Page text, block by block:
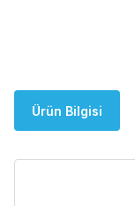
Ürün Bilgisi